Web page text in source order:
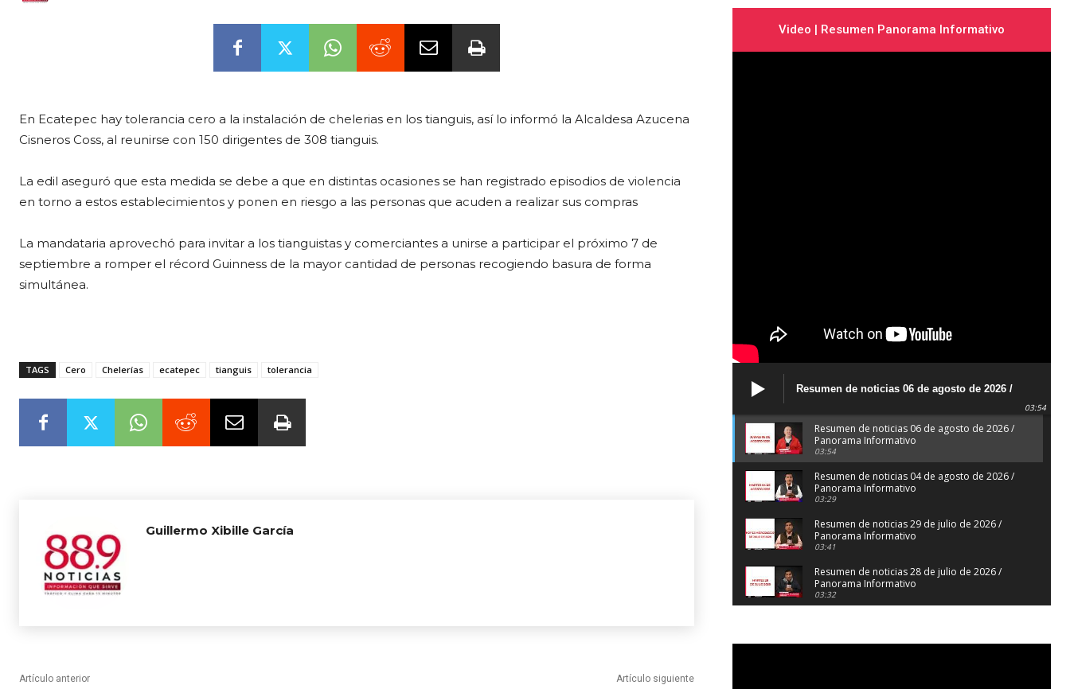
En Ecatepec hay tolerancia cero a la instalación de chelerias en los tianguis, así lo informó la Alcaldesa Azucena
Cisneros Coss, al reunirse con 150 dirigentes de 308 tianguis.
La edil aseguró que esta medida se debe a que en distintas ocasiones se han registrado episodios de violencia
en torno a estos establecimientos y ponen en riesgo a las personas que acuden a realizar sus compras
La mandataria aprovechó para invitar a los tianguistas y comerciantes a unirse a participar el próximo 7 de
septiembre a romper el récord Guinness de la mayor cantidad de personas recogiendo basura de forma
simultánea.
TAGS Cero Chelerías ecatepec tianguis tolerancia
Guillermo Xibille García
Artículo anterior Artículo siguiente
Video | Resumen Panorama Informativo
Resumen de noticias 06 de agosto de 2026 /
03:54
Resumen de noticias 06 de agosto de 2026 /
Panorama Informativo
03:54
Resumen de noticias 04 de agosto de 2026 /
Panorama Informativo
03:29
Resumen de noticias 29 de julio de 2026 /
Panorama Informativo
03:41
Resumen de noticias 28 de julio de 2026 /
Panorama Informativo
03:32
03:27